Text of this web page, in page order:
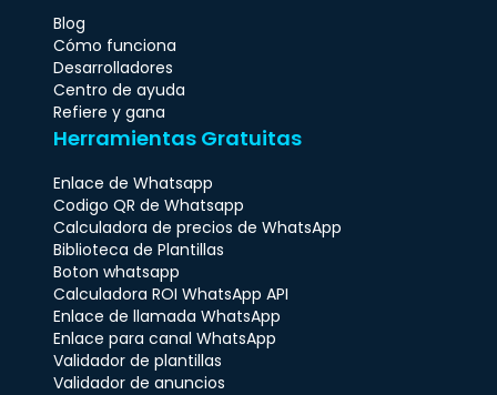
Blog
Cómo funciona
Desarrolladores
Centro de ayuda
Refiere y gana
Herramientas Gratuitas
Enlace de Whatsapp
Codigo QR de Whatsapp
Calculadora de precios de WhatsApp
Biblioteca de Plantillas
Boton whatsapp
Calculadora ROI WhatsApp API
Enlace de llamada WhatsApp
Enlace para canal WhatsApp
Validador de plantillas
Validador de anuncios